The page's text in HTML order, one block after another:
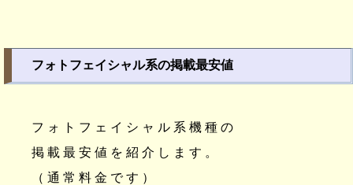
フォトフェイシャル系の掲載最安値
フォトフェイシャル系機種の
掲載最安値を紹介します。
（通常料金です）